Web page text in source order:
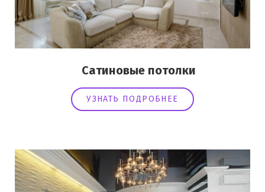
Сатиновые потолки
УЗНАТЬ ПОДРОБНЕЕ